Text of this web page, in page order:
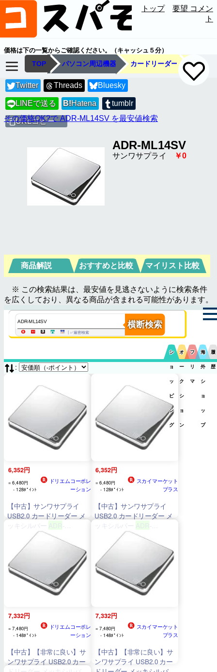
トップ
要望 コメン
ト
価格は下の一覧からご確認ください。（キャッシュ５分）
TOP パソコン周辺機器 カードリーダー
Twitter Threads Bluesky
LINE LINEで送る B!Hatena tumblr
URLコピー
その価格OK?で ADR-ML14SV を最安値検索
ADR-ML14SV
サンワサプライ ￥0
商品解説 おすすめと比較 マイリスト比較
※ この検索結果は、最安値を見逃さないように検索条件
を広くしており、異なる商品が含まれる可能性があります。